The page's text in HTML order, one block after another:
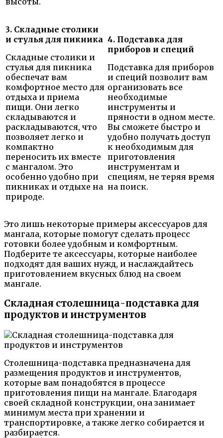
3. Складные столики
и стулья для пикника
Складные столики и
стулья для пикника
обеспечат вам
комфортное место для
отдыха и приема
пищи. Они легко
складываются и
раскладываются, что
позволяет легко и
компактно
переносить их вместе
с мангалом. Это
особенно удобно при
пикниках и отдыхе на
природе.
4. Подставка для
приборов и специй
Подставка для приборов
и специй позволит вам
организовать все
необходимые
инструменты и
пряности в одном месте.
Вы сможете быстро и
удобно получать доступ
к необходимым для
приготовления
инструментам и
специям, не теряя время
на поиск.
Это лишь некоторые примеры аксессуаров для
мангала, которые помогут сделать процесс
готовки более удобным и комфортным.
Подберите те аксессуары, которые наиболее
подходят для ваших нужд, и наслаждайтесь
приготовлением вкусных блюд на своем
мангале.
Складная столешница-подставка для
продуктов и инструментов
Столешница-подставка предназначена для
размещения продуктов и инструментов,
которые вам понадобятся в процессе
приготовления пищи на мангале. Благодаря
своей складной конструкции, она занимает
минимум места при хранении и
транспортировке, а также легко собирается и
разбирается.